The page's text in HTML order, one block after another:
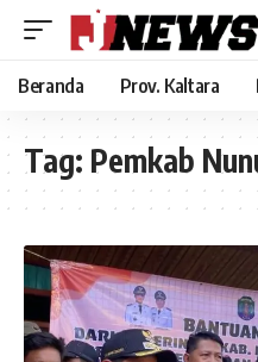
Beranda Prov. Kaltara
Tag: Pemkab